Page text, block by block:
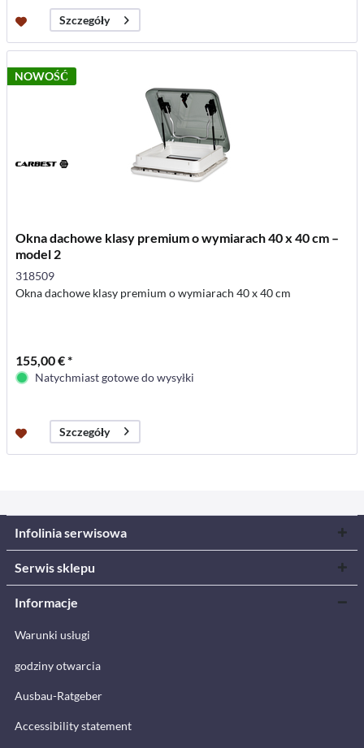
Szczegóły
NOWOŚĆ
Okna dachowe klasy premium o wymiarach 40 x 40 cm –
model 2
318509
Okna dachowe klasy premium o wymiarach 40 x 40 cm
155,00 € *
Natychmiast gotowe do wysyłki
Szczegóły
Infolinia serwisowa
Serwis sklepu
Informacje
Warunki usługi
godziny otwarcia
Ausbau-Ratgeber
Accessibility statement